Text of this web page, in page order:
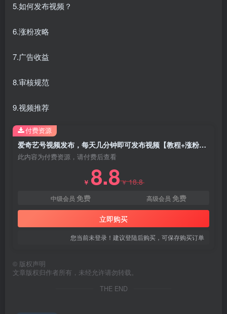
5.如何发布视频？
6.涨粉攻略
7.广告收益
8.审核规范
9.视频推荐
爱奇艺号视频发布，每天几分钟即可发布视频【教程+涨粉攻略】
此内容为付费资源，请付费后查看
￥ 8.8￥18.8
中级会员 免费 高级会员 免费
立即购买
您当前未登录！建议登陆后购买，可保存购买订单
付费资源
© 版权声明
文章版权归作者所有，未经允许请勿转载。
THE END